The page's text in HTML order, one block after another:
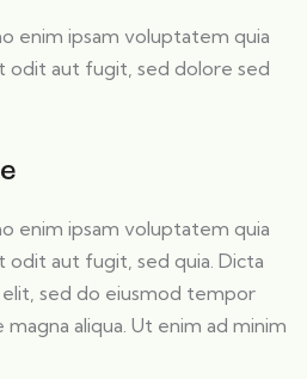
enim ipsam voluptatem quia
odit aut fugit, sed dolore sed
enim ipsam voluptatem quia
odit aut fugit, sed quia. Dicta
sed do eiusmod tempor
aliqua. Ut enim ad minim